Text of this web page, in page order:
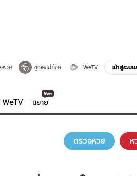
หวย ขูดเลขนำโชค WeTV เข้าสู่ระบ
WeTV นิยาย
ส ความรู้รอบตัว
ฮาวทู
ตรวจหวย ห